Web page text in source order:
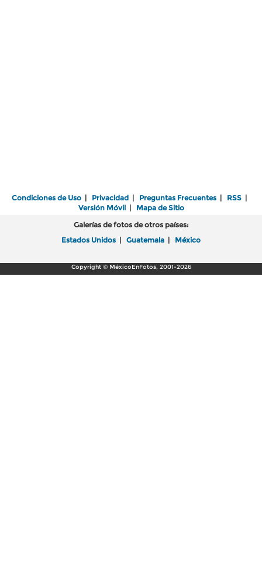
Condiciones de Uso | Privacidad | Preguntas Frecuentes | RSS |
Versión Móvil| Mapa de Sitio
Galerías de fotos de otros países:
Estados Unidos | Guatemala | México
Copyright © MéxicoEnFotos, 2001-2026